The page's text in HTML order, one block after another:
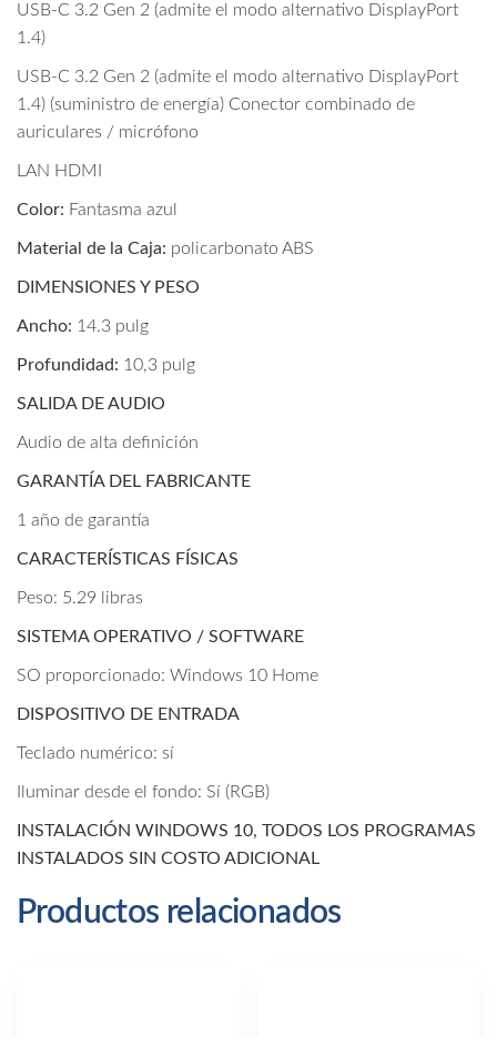
USB-C 3.2 Gen 2 (admite el modo alternativo DisplayPort
1.4)
USB-C 3.2 Gen 2 (admite el modo alternativo DisplayPort
1.4) (suministro de energía) Conector combinado de
auriculares / micrófono
LAN HDMI
Color: Fantasma azul
Material de la Caja: policarbonato ABS
DIMENSIONES Y PESO
Ancho: 14.3 pulg
Profundidad: 10,3 pulg
SALIDA DE AUDIO
Audio de alta definición
GARANTÍA DEL FABRICANTE
1 año de garantía
CARACTERÍSTICAS FÍSICAS
Peso: 5.29 libras
SISTEMA OPERATIVO / SOFTWARE
SO proporcionado: Windows 10 Home
DISPOSITIVO DE ENTRADA
Teclado numérico: sí
Iluminar desde el fondo: Sí (RGB)
INSTALACIÓN WINDOWS 10, TODOS LOS PROGRAMAS
INSTALADOS SIN COSTO ADICIONAL
Productos relacionados